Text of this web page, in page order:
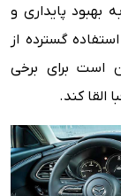
به بهبود پایداری و
گسترده از
است برای برخی
القا کند.